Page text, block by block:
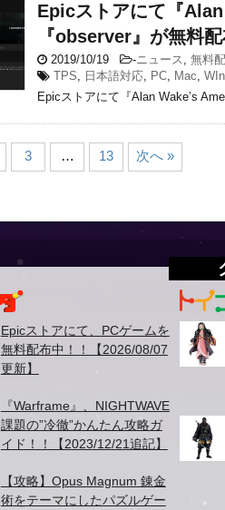
Epicストアにて『
『observer』が無料
2019/10/19 -ニュース , 無料
TPS, 日本語対応, PC, Mac, WIn
Epicストアにて『Alan Wake’s
3 … 13 次へ »
Epicストアにて、PCゲームを
無料配布中！！【2026/08/07
更新】
『Warframe』、NIGHTWAVE
課題の”冷徹”かんたん攻略ガ
イド！！【2023/12/21追記】
【攻略】Opus Magnum 錬金
術をテーマにしたパズルゲー